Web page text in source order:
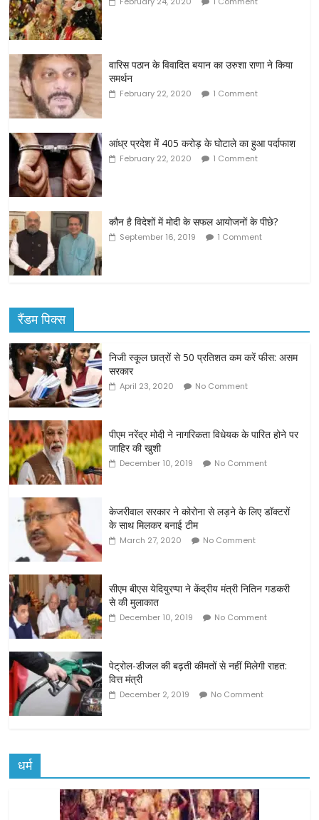
वारिस पठान के विवादित बयान का उरुशा राणा ने किया
समर्थन
February 22, 2020 1 Comment
आंध्र प्रदेश में 405 करोड़ के घोटाले का हुआ पर्दाफाश
February 22, 2020 1 Comment
कौन है विदेशों में मोदी के सफल आयोजनों के पीछे?
September 16, 2019 1 Comment
रैंडम पिक्स
निजी स्कूल छात्रों से 50 प्रतिशत कम करें फीस: असम
सरकार
April 23, 2020 No Comment
पीएम नरेंद्र मोदी ने नागरिकता विधेयक के पारित होने पर
जाहिर की खुशी
December 10, 2019 No Comment
केजरीवाल सरकार ने कोरोना से लड़ने के लिए डॉक्टरों
के साथ मिलकर बनाई टीम
March 27, 2020 No Comment
सीएम बीएस येदियुरप्पा ने केंद्रीय मंत्री नितिन गडकरी
से की मुलाकात
December 10, 2019 No Comment
पेट्रोल-डीजल की बढ़ती कीमतों से नहीं मिलेगी राहत:
वित्त मंत्री
December 2, 2019 No Comment
धर्म